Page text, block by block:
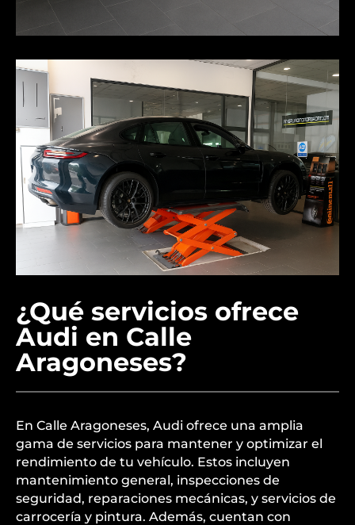
¿Qué servicios ofrece
Audi en Calle
Aragoneses?
En Calle Aragoneses, Audi ofrece una amplia
gama de servicios para mantener y optimizar el
rendimiento de tu vehículo. Estos incluyen
mantenimiento general, inspecciones de
seguridad, reparaciones mecánicas, y servicios de
carrocería y pintura. Además, cuentan con